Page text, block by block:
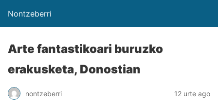
Nontzeberri
Arte fantastikoari buruzko
erakusketa, Donostian
nontzeberri 12 urte ago